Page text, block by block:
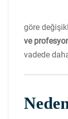
göre
ve
vadede